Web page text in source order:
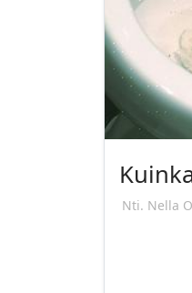
Nti. Nella